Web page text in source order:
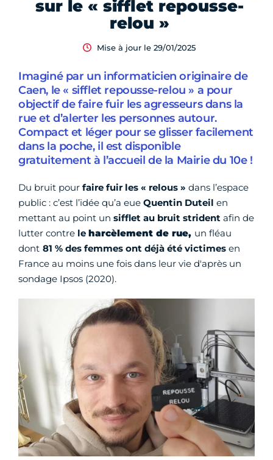
sur le « sifflet repousse-
relou »
Mise à jour le 29/01/2025
Imaginé par un informaticien originaire de
Caen, le « sifflet repousse-relou » a pour
objectif de faire fuir les agresseurs dans la
rue et d’alerter les personnes autour.
Compact et léger pour se glisser facilement
dans la poche, il est disponible
gratuitement à l’accueil de la Mairie du 10e !
Du bruit pour faire fuir les « relous » dans l’espace
public : c’est l’idée qu’a eue Quentin Duteil en
mettant au point un sifflet au bruit strident afin de
lutter contre le harcèlement de rue, un fléau
dont 81 % des femmes ont déjà été victimes en
France au moins une fois dans leur vie d'après un
sondage Ipsos (2020).